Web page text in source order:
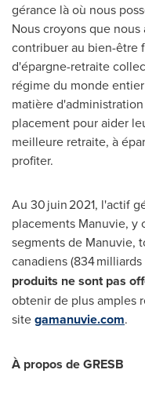
gérance là où nous
Nous croyons que
contribuer au bien-être
d'épargne-retraite
régime du monde
matière
placement pour aider
meilleure retraite, à
profiter.
Au 30 juin 2021, l'actif
placements Manuvie, y
segments de Manuvie,
canadiens (834
produits ne sont pas
obtenir de plus amples
sitegamanuvie.com.
À propos de GRESB